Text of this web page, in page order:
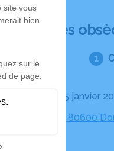
Déroulé des
Le lundi 05 janvier
Cimetière, 80600